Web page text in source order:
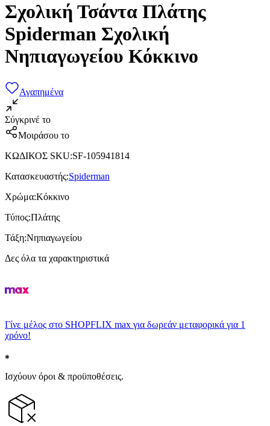
Σχολική Τσάντα Πλάτης
Spiderman Σχολική
Νηπιαγωγείου Κόκκινο
Αγαπημένα
Σύγκρινέ το
Μοιράσου το
ΚΩΔΙΚΟΣ SKU:SF-105941814
Κατασκευαστής:Spiderman
Χρώμα:Κόκκινο
Τύπος:Πλάτης
Τάξη:Νηπιαγωγείου
Δες όλα τα χαρακτηριστικά
Γίνε μέλος στο SHOPFLIX max για δωρεάν μεταφορικά για 1
χρόνο!
Ισχύουν όροι & προϋποθέσεις.